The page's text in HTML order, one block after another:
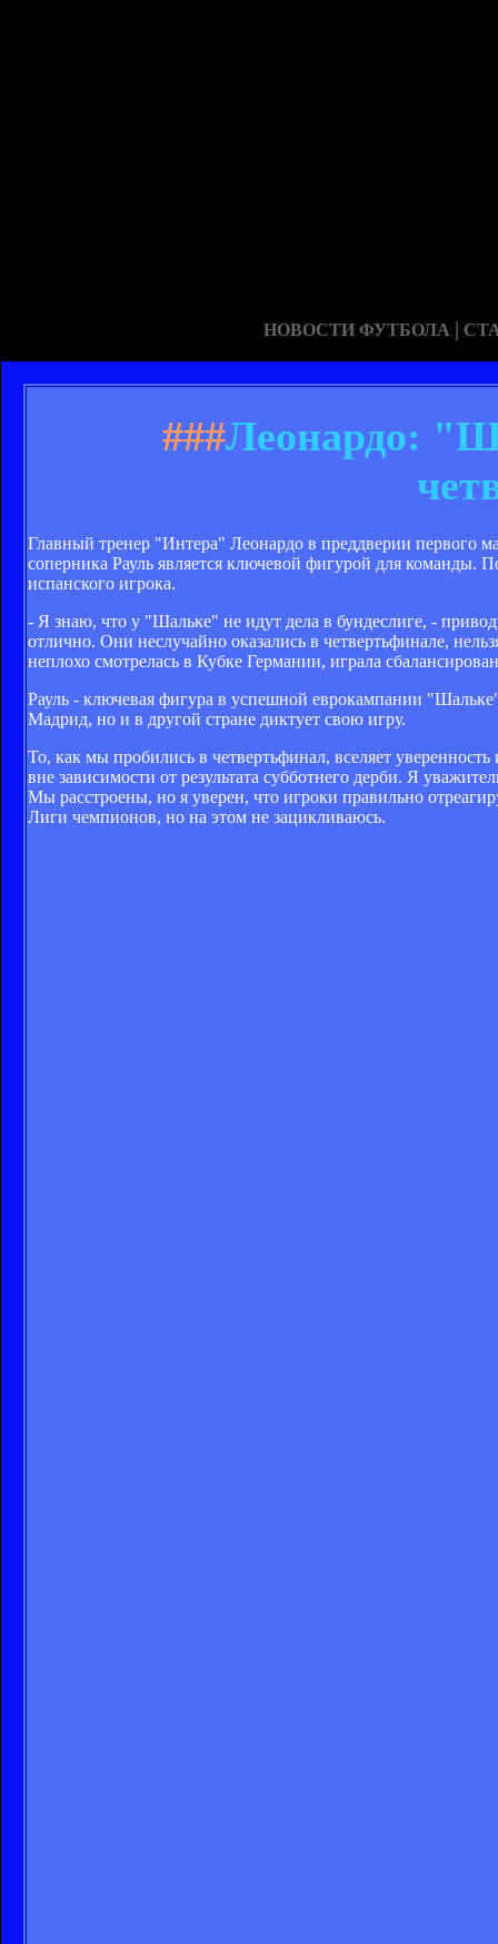
НОВОСТИ ФУТБОЛА |
###Леонардо:
Главный тренер "Интера" Леонардо в преддверии первого
соперника Рауль является ключевой фигурой для команды.
испанского игрока.
- Я знаю, что у "Шальке" не идут дела в бундеслиге, -
отлично. Они неслучайно оказались в четвертьфинале,
неплохо смотрелась в Кубке Германии, играла
Рауль - ключевая фигура в успешной еврокампании
Мадрид, но и в другой стране диктует свою игру.
То, как мы пробились в четвертьфинал, вселяет
вне зависимости от результата субботнего дерби. Я
Мы расстроены, но я уверен, что игроки правильно
Лиги чемпионов, но на этом не зацикливаюсь.